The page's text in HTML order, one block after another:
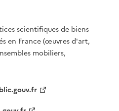
scientifiques de biens
en France (œuvres d'art,
mobiliers,